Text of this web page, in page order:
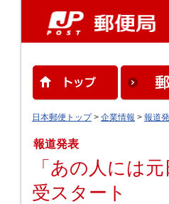
日本郵便トップ> 企業情報 > 報道
報道発表
「あの人には
受スタート